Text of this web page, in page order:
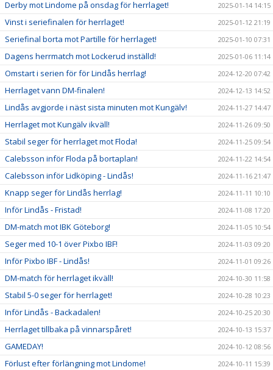
Derby mot Lindome på onsdag för herrlaget! 2025-01-14 14:15
Vinst i seriefinalen för herrlaget! 2025-01-12 21:19
Seriefinal borta mot Partille för herrlaget! 2025-01-10 07:31
Dagens herrmatch mot Lockerud inställd! 2025-01-06 11:14
Omstart i serien för för Lindås herrlag! 2024-12-20 07:42
Herrlaget vann DM-finalen! 2024-12-13 14:52
Lindås avgjorde i näst sista minuten mot Kungälv! 2024-11-27 14:47
Herrlaget mot Kungälv ikväll! 2024-11-26 09:50
Stabil seger för herrlaget mot Floda! 2024-11-25 09:54
Calebsson inför Floda på bortaplan! 2024-11-22 14:54
Calebsson inför Lidköping - Lindås! 2024-11-16 21:47
Knapp seger för Lindås herrlag! 2024-11-11 10:10
Inför Lindås - Fristad! 2024-11-08 17:20
DM-match mot IBK Göteborg! 2024-11-05 10:54
Seger med 10-1 över Pixbo IBF! 2024-11-03 09:20
Inför Pixbo IBF - Lindås! 2024-11-01 09:26
DM-match för herrlaget ikväll! 2024-10-30 11:58
Stabil 5-0 seger för herrlaget! 2024-10-28 10:23
Inför Lindås - Backadalen! 2024-10-25 20:30
Herrlaget tillbaka på vinnarspåret! 2024-10-13 15:37
GAMEDAY! 2024-10-12 08:56
Förlust efter förlängning mot Lindome! 2024-10-11 15:39